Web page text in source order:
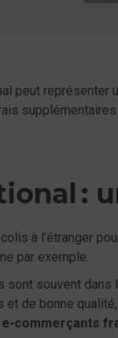
peut
:
à l’étranger
par exemple.
souvent
de bonne
e-commerçants